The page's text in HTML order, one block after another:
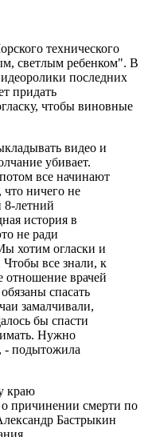
технического
светлым ребенком". В
последних
придать
чтобы виновные
видео и
убивает.
все начинают
что ничего не
летний
история в
не ради
хотим огласки и
Чтобы все знали, к
отношение врачей
спасать
замалчивали,
бы спасти
Нужно
- подытожила
краю
о причинении смерти по
Бастрыкин